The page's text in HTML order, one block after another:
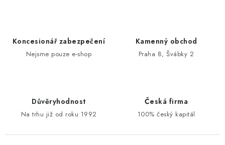
Bezpečnostní třídy - PYRAMIDA BEZPEČNOSTI
Zabezpečení domů
Obchodní podmínky
Kontakty
Naše výhody
Bezpečnostní třídy
Koncesionář zabezpečení
Nejsme pouze e-shop
Kamenný obchod
Praha 8, Švábky 2
Důvěryhodnost
Na trhu již od roku 1992
Česká firma
100% český kapitál